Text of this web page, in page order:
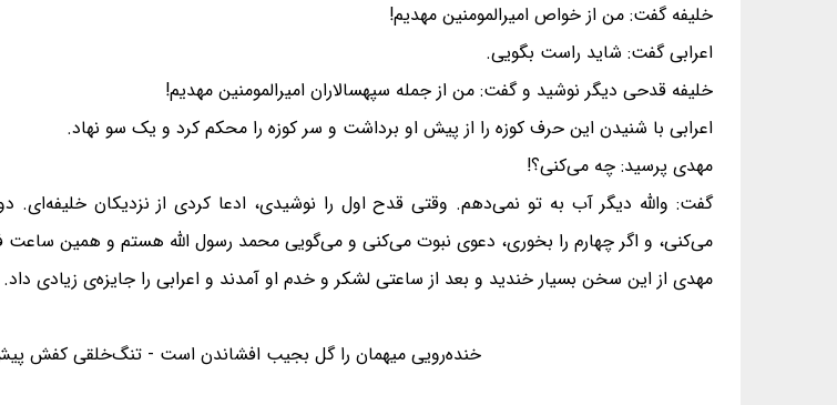
خلیفه گفت: من از خواص امیرالمومنین مهدیم!
اعرابی گفت: شاید راست بگویی.
خلیفه قدحی دیگر نوشید و گفت: من از جمله سپهسالاران امیرالمومنین مهدیم!
اعرابی با شنیدن این حرف کوزه را از پیش او برداشت و سر کوزه را محکم کرد و یک سو نهاد.
مهدی پرسید: چه می‌کنی؟!
گفت: والله دیگر آب به تو نمی‌دهم. وقتی قدح اول را نوشیدی، ادعا کردی از نزدیکان
می‌کنی، و اگر چهارم را بخوری، دعوی نبوت می‌کنی و می‌گویی محمد رسول الله هستم و همین ساعت
مهدی از این سخن بسیار خندید و بعد از ساعتی لشکر و خدم او آمدند و اعرابی را جایزه‌ی زیادی داد.
خنده‌رویی میهمان را گل بجیب افشاندن است - تنگ‌خلقی کفش